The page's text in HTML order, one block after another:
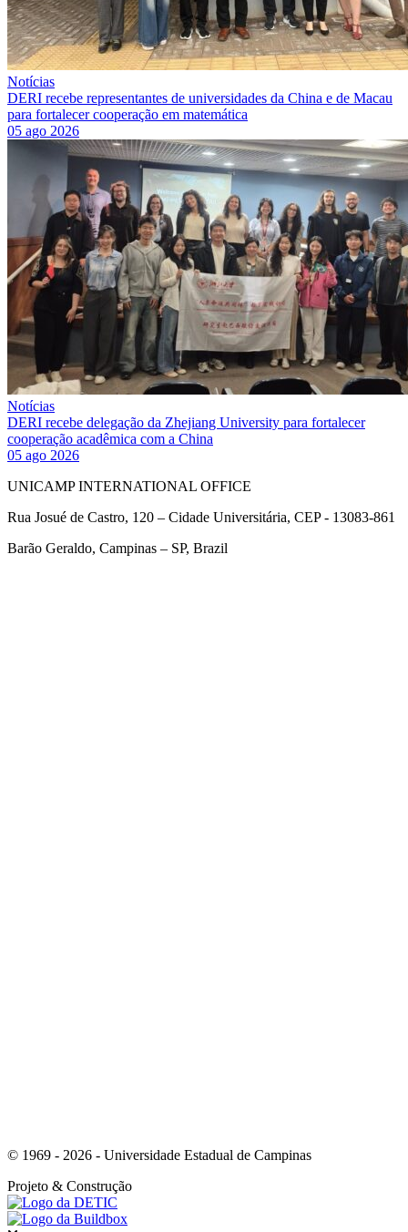
Notícias
DERI recebe representantes de universidades da China e de Macau
para fortalecer cooperação em matemática
05 ago 2026
Notícias
DERI recebe delegação da Zhejiang University para fortalecer
cooperação acadêmica com a China
05 ago 2026
UNICAMP INTERNATIONAL OFFICE
Rua Josué de Castro, 120 – Cidade Universitária, CEP - 13083-861
Barão Geraldo, Campinas – SP, Brazil
© 1969 - 2026 - Universidade Estadual de Campinas
Projeto & Construção